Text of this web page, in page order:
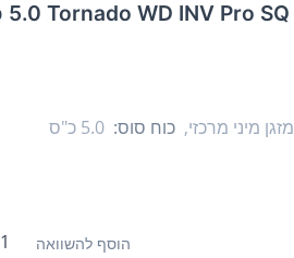
מזגן מיני מרכזי, כוח סוס: 5.0‏ כ"ס
הוסף להשוואה 1